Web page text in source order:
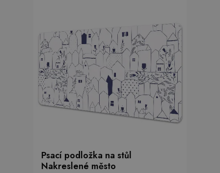
Psací podložka na stůl
Nakreslené město